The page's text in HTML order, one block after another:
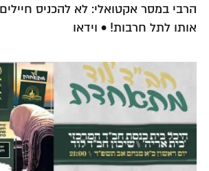
הרבי במסר אקטואלי: לא להכניס
אותו לתל חרבות! • וידאו